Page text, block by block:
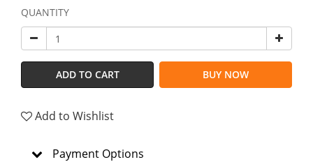
QUANTITY
ADD TO CART BUY NOW
Add to Wishlist
Payment Options